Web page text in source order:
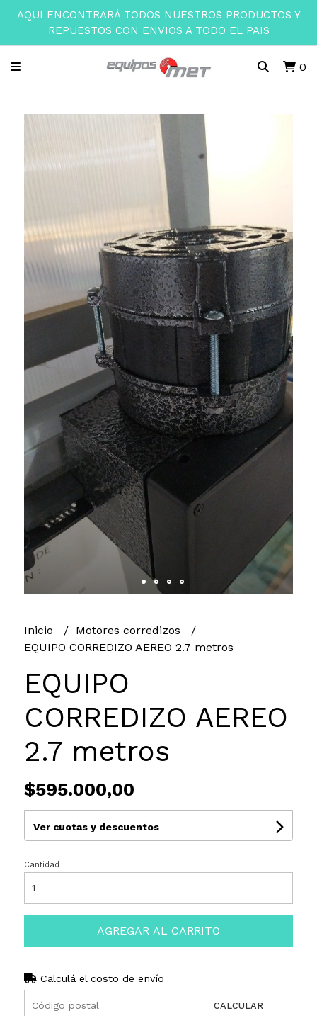
AQUI ENCONTRARÁ TODOS NUESTROS PRODUCTOS Y
REPUESTOS CON ENVIOS A TODO EL PAIS
0
Inicio
Motores corredizos
EQUIPO CORREDIZO AEREO 2.7 metros
EQUIPO
CORREDIZO AEREO
2.7 metros
$595.000,00
Ver cuotas y descuentos
Cantidad
AGREGAR AL CARRITO
Calculá el costo de envío
CALCULAR